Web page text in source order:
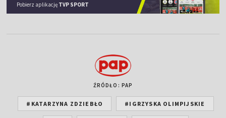
Pobierz aplikację TVP SPORT
ŹRÓDŁO: PAP
#KATARZYNA ZDZIEBŁO #IGRZYSKA OLIMPIJSKIE